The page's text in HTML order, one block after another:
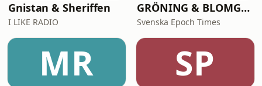
Gnistan & Sheriffen
I LIKE RADIO
GRÖNING & BLOMGREN UTANFÖR
Svenska Epoch Times
MR SP